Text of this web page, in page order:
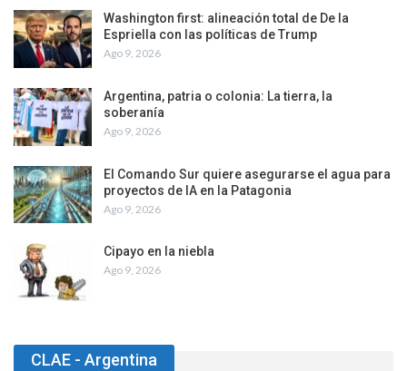
Washington first: alineación total de De la
Espriella con las políticas de Trump
Ago 9, 2026
Argentina, patria o colonia: La tierra, la
soberanía
Ago 9, 2026
El Comando Sur quiere asegurarse el agua para
proyectos de IA en la Patagonia
Ago 9, 2026
Cipayo en la niebla
Ago 9, 2026
CLAE - Argentina